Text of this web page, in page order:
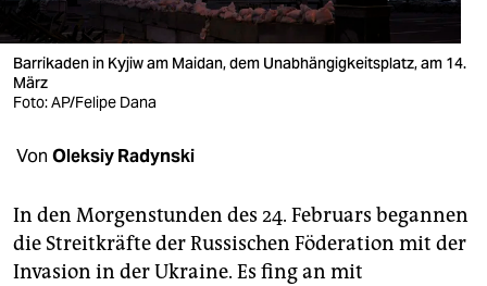
verlag
veranstaltungen
fragen & hilfe
unterstützen
abo
Barrikaden in Kyjiw am Maidan, dem Unabhängigkeitsplatz, am 14.
März
Foto: AP/Felipe Dana
Von Oleksiy Radynski
In den Morgenstunden des 24. Februars begannen
die Streitkräfte der Russischen Föderation mit der
Invasion in der Ukraine. Es fing an mit